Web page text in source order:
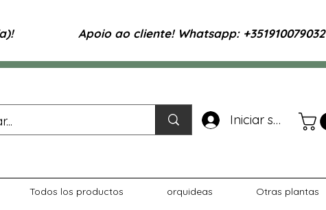
Apoio ao cliente! Whatsapp: +351910079032
Iniciar sesión
Todos los productos orquideas Otras plantas